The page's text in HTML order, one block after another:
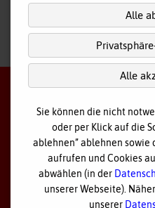
nach
2026 Bayerisches Rotes
Cookie
Alle
Alle
Sie können die nicht
oder per Klick auf die
ablehnen” ablehnen
aufrufen und Cookies
abwählen (in der
unserer Webseite).
unserer